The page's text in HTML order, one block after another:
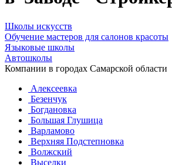
Школы искусств
Обучение мастеров для салонов красоты
Языковые школы
Автошколы
Компании в городах Самарской области
Алексеевка
Безенчук
Богдановка
Большая Глушица
Варламово
Верхняя Подстепновка
Волжский
Выселки